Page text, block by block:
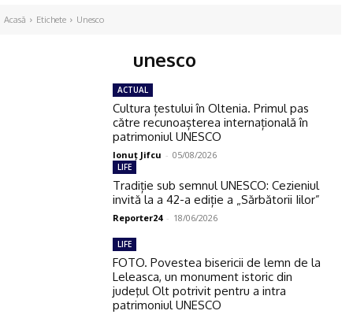
Acasă Etichete Unesco
unesco
ACTUAL
Cultura țestului în Oltenia. Primul pas
către recunoașterea internațională în
patrimoniul UNESCO
Ionuţ Jifcu - 05/08/2026
LIFE
Tradiție sub semnul UNESCO: Cezieniul
invită la a 42-a ediție a „Sărbătorii Iilor”
Reporter24 - 18/06/2026
LIFE
FOTO. Povestea bisericii de lemn de la
Leleasca, un monument istoric din
judeţul Olt potrivit pentru a intra
patrimoniul UNESCO